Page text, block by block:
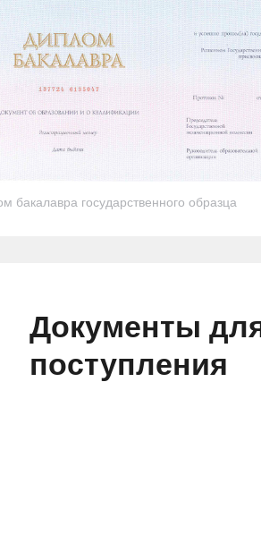
бакалавра государственного образца
Документы
поступления